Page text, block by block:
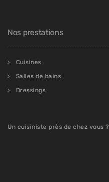
Nos prestations
Cuisines
Salles de bains
Dressings
Un cuisiniste près de chez vous ?